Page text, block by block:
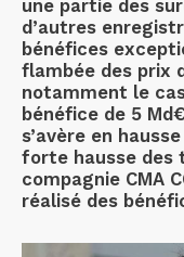
une partie des
d’autres
bénéfices
flambée des prix
notamment le
bénéfice de 5
s’avère en
forte hausse des
compagnie CMA
réalisé des